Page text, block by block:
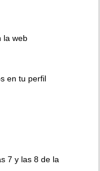
la web
en tu perfil
7 y las 8 de la